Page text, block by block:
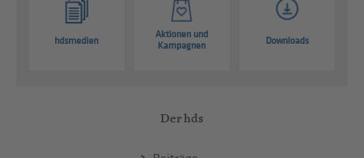
hdsmedien
Aktionen und
Kampagnen
Downloads
Der hds